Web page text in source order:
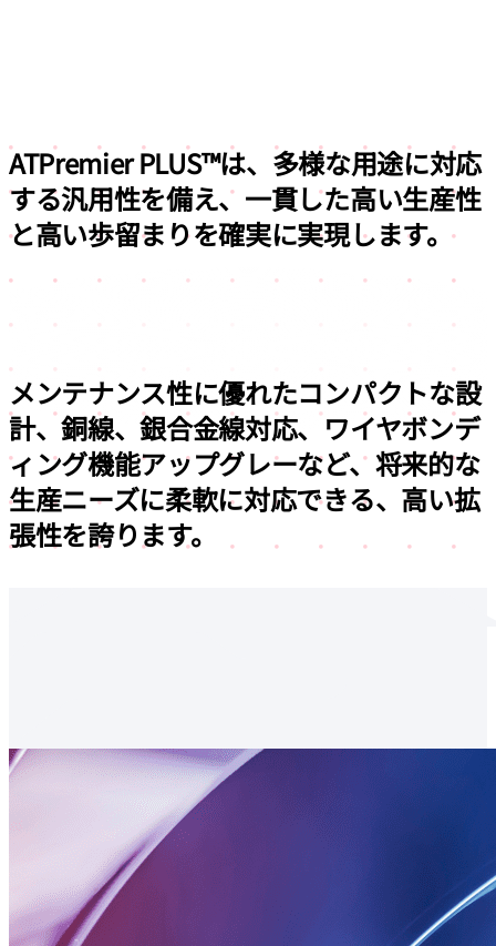
ATPremier PLUS™は、多様な用途に対応
する汎用性を備え、 一貫した高い生産性
と高い歩留まりを確実に実現します。
メンテナンス性に優れたコンパクトな設
計、銅線、銀合金線対応、ワイヤボンデ
ィング機能アップグレーなど、 将来的な
生産ニーズに柔軟に対応できる、高い拡
張性を誇ります。